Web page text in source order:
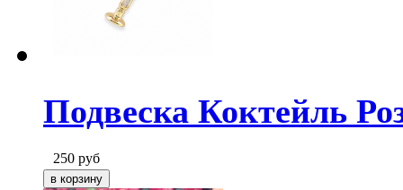
Подвеска Коктейль
250 руб